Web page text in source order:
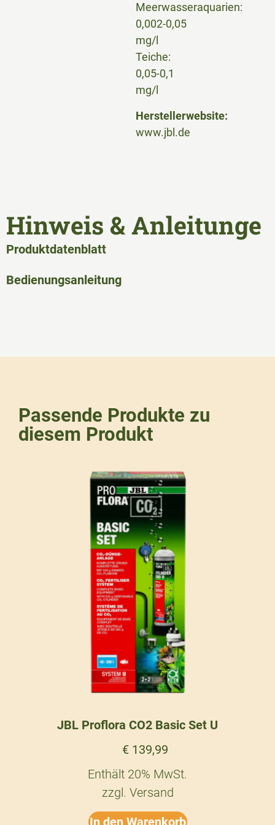
Meerwasseraquarien:
0,002-0,05
mg/l
Teiche:
0,05-0,1
mg/l
Herstellerwebsite:
www.jbl.de
Hinweis & Anleitunge
Produktdatenblatt
Bedienungsanleitung
Passende Produkte zu
diesem Produkt
JBL Proflora CO2 Basic Set U
€ 139,99
Enthält 20% MwSt.
zzgl. Versand
In den Warenkorb